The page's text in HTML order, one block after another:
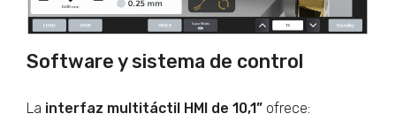
Software y sistema de control
La interfaz multitáctil HMI de 10,1” ofrece: